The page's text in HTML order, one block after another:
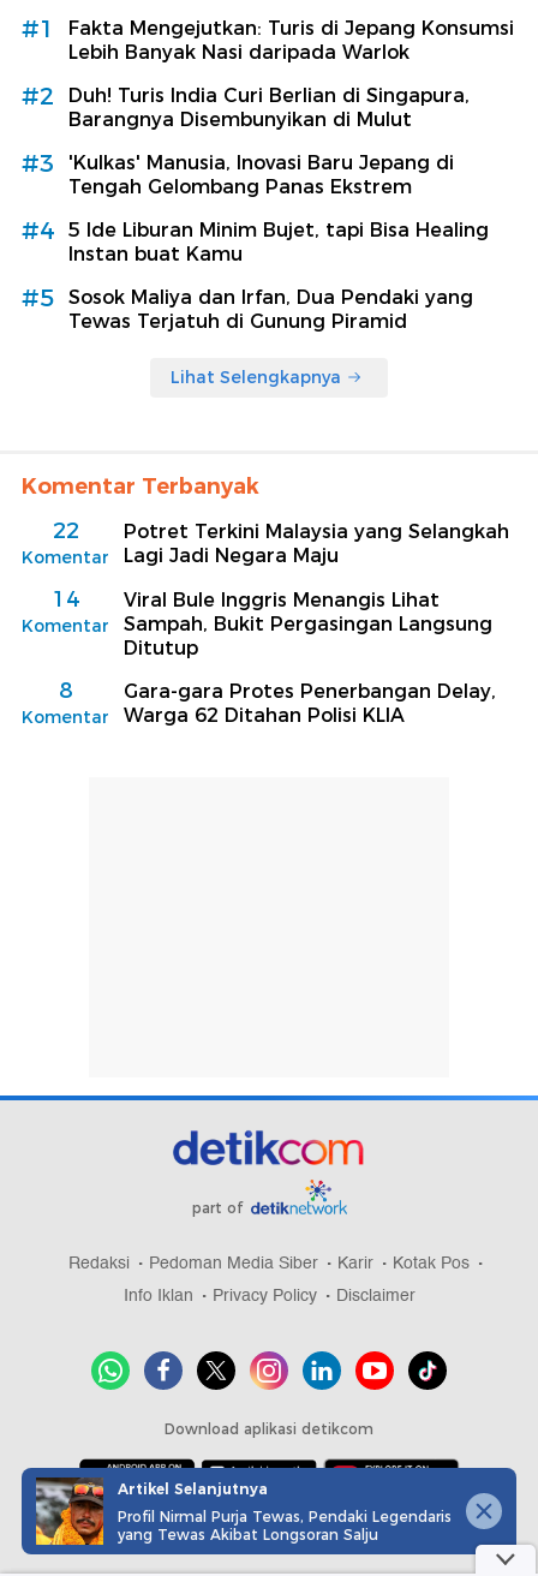
#1
Fakta Mengejutkan: Turis di Jepang Konsumsi
Lebih Banyak Nasi daripada Warlok
#2
Duh! Turis India Curi Berlian di Singapura,
Barangnya Disembunyikan di Mulut
#3
'Kulkas' Manusia, Inovasi Baru Jepang di
Tengah Gelombang Panas Ekstrem
#4
5 Ide Liburan Minim Bujet, tapi Bisa Healing
Instan buat Kamu
#5
Sosok Maliya dan Irfan, Dua Pendaki yang
Tewas Terjatuh di Gunung Piramid
Lihat Selengkapnya
Komentar Terbanyak
22
Komentar
Potret Terkini Malaysia yang Selangkah
Lagi Jadi Negara Maju
14
Komentar
Viral Bule Inggris Menangis Lihat
Sampah, Bukit Pergasingan Langsung
Ditutup
8
Komentar
Gara-gara Protes Penerbangan Delay,
Warga 62 Ditahan Polisi KLIA
part of
Redaksi Pedoman Media Siber Karir
Kotak Pos
Info Iklan
Privacy Policy Disclaimer
Download aplikasi detikcom
Copyright @ 2026 detikcom, All right reserved
Artikel Selanjutnya
Profil Nirmal Purja Tewas, Pendaki Legendaris
yang Tewas Akibat Longsoran Salju